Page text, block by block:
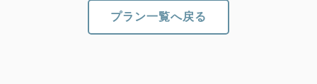
プラン一覧へ戻る